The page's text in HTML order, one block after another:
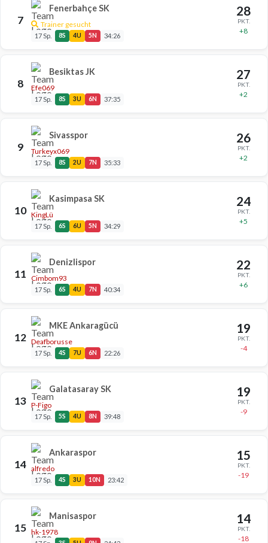
7
Fenerbahçe SK
Trainer gesucht
17 Sp. 8S 4U 5N 34:26
28
PKT.
+8
8
Besiktas JK
Efe069
17 Sp. 8S 3U 6N 37:35
27
PKT.
+2
9
Sivasspor
Turkeyx069
17 Sp. 8S 2U 7N 35:33
26
PKT.
+2
10
Kasimpasa SK
KingLü
17 Sp. 6S 6U 5N 34:29
24
PKT.
+5
11
Denizlispor
Cimbom93
17 Sp. 6S 4U 7N 40:34
22
PKT.
+6
12
MKE Ankaragücü
Deafborusse
17 Sp. 4S 7U 6N 22:26
19
PKT.
-4
13
Galatasaray SK
P-Figo
17 Sp. 5S 4U 8N 39:48
19
PKT.
-9
14
Ankaraspor
alfredo
17 Sp. 4S 3U 10N 23:42
15
PKT.
-19
15
Manisaspor
hk-1978
14
PKT.
-18